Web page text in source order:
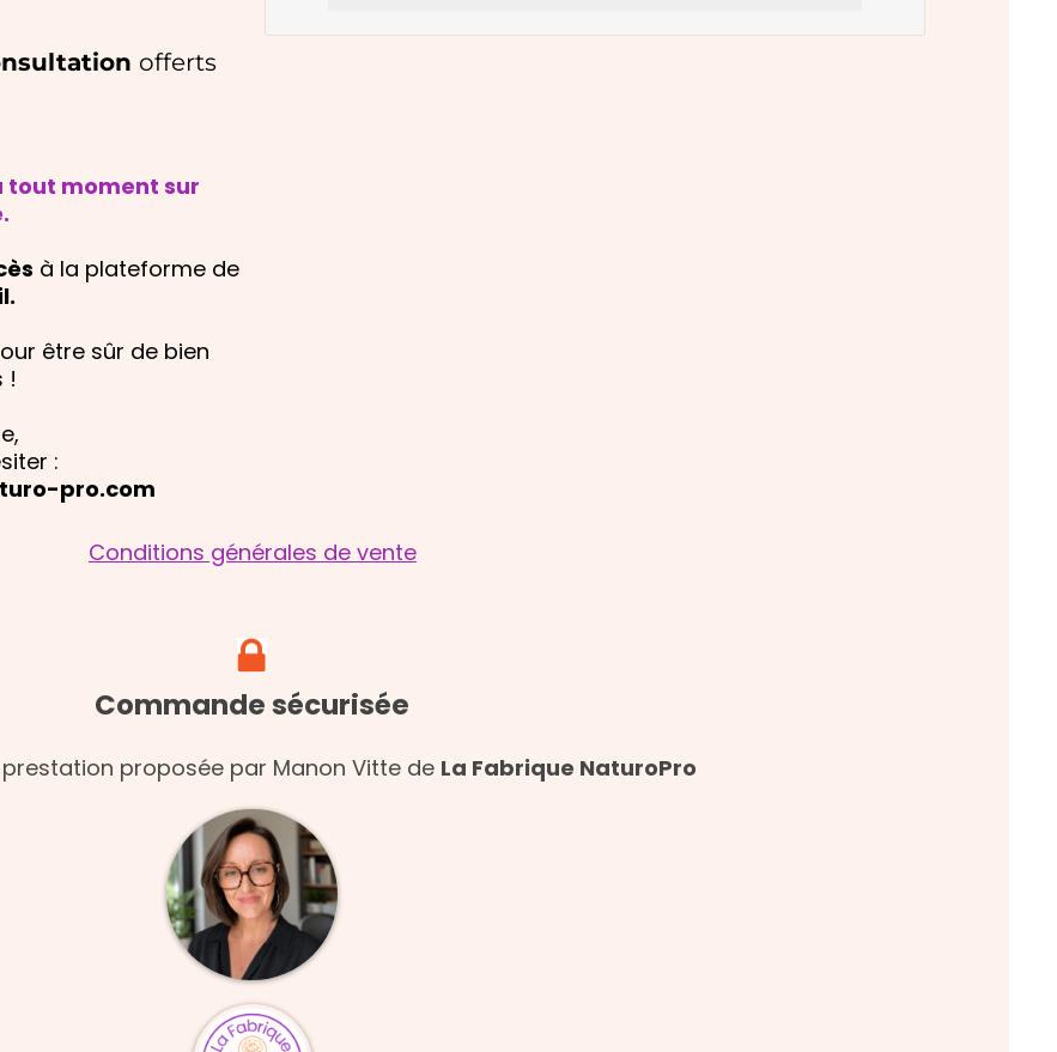
offerts
moment sur
à la plateforme de
être sûr de bien
!
:
pro.com
Conditions générales de vente
Commande sécurisée
proposée par Manon Vitte de La Fabrique NaturoPro